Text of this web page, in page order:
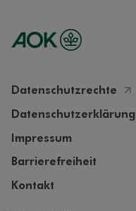
Datenschutzrechte
Datenschutzerklärung
Impressum
Barrierefreiheit
Kontakt